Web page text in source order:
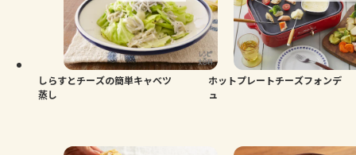
しらすとチーズの簡単キャベツ
蒸し
ホットプレートチーズフォンデ
ュ